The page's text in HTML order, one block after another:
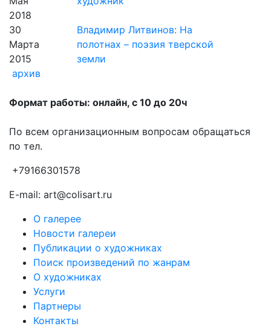
2018
30
Марта
2015
Владимир Литвинов: На
полотнах – поэзия тверской
земли
архив
Формат работы: онлайн, с 10 до 20ч
По всем организационным вопросам обращаться
по тел.
+79166301578
E-mail: art@colisart.ru
О галерее
Новости галереи
Публикации о художниках
Поиск произведений по жанрам
О художниках
Услуги
Партнеры
Контакты